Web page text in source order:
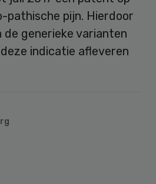
pathische pijn. Hierdoor
de generieke varianten
indicatie afleveren